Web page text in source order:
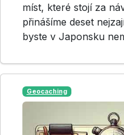
míst, které stojí za
přinášíme deset
byste v Japonsku
Geocaching